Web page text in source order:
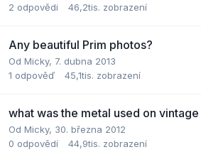
2 odpovědi 46,2tis. zobrazení
Any beautiful Prim photos?
Od Micky, 7. dubna 2013
1 odpověď 45,1tis. zobrazení
what was the metal used on vintage
Od Micky, 30. března 2012
0 odpovědí 44,9tis. zobrazení